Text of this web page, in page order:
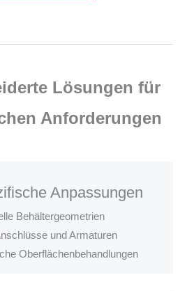
Lösungen für
Anforderungen
Anpassungen
Behältergeometrien
und Armaturen
Oberflächenbehandlungen